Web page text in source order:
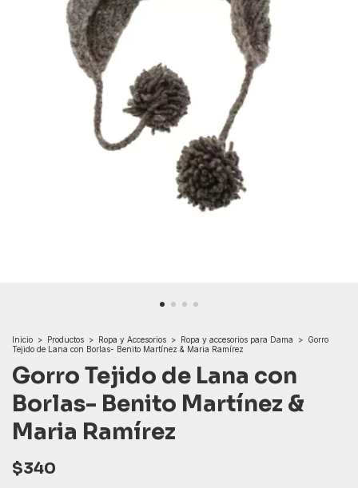
Inicio > Productos > Ropa y Accesorios > Ropa y accesorios para Dama > Gorro
Tejido de Lana con Borlas- Benito Martínez & Maria Ramírez
Gorro Tejido de Lana con
Borlas- Benito Martínez &
Maria Ramírez
$340